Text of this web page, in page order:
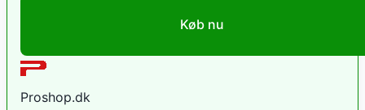
Køb nu
Proshop.dk